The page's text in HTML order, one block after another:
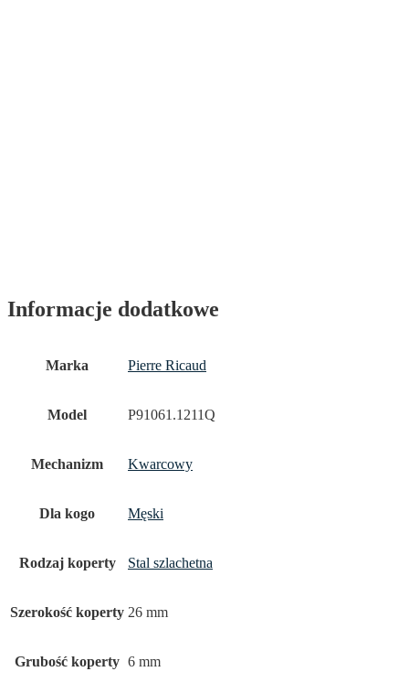
Informacje dodatkowe
Marka Pierre Ricaud
Model P91061.1211Q
Mechanizm Kwarcowy
Dla kogo Męski
Rodzaj koperty Stal szlachetna
Szerokość koperty 26 mm
Grubość koperty 6 mm